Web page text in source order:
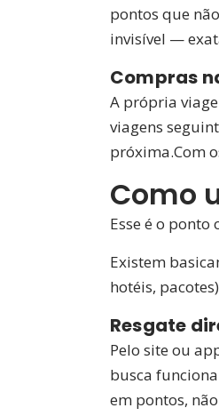
pontos que
invisível —
Compras
A própria
viagens
próxima.Com
Como
Esse é o
Existem
hotéis,
Resgate
Pelo site ou
busca
em pontos,